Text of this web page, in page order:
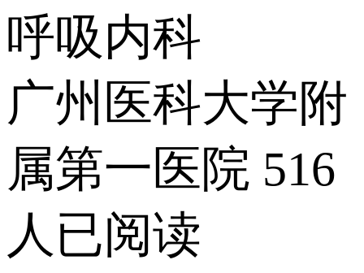
呼吸内科
广州医科大学附
属第一医院 516
人已阅读